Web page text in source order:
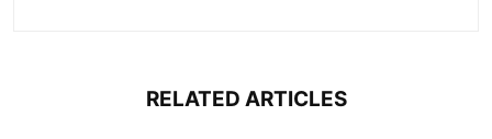
RELATED ARTICLES